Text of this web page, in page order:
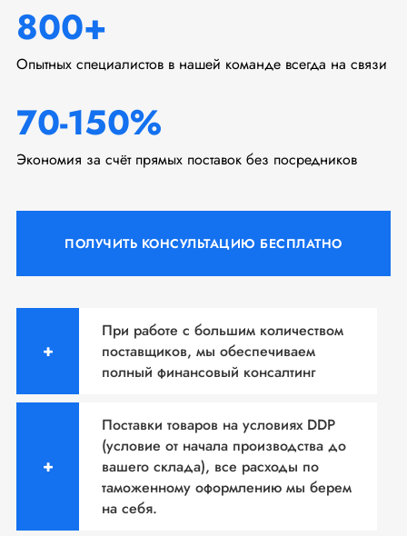
800+
Опытных специалистов в нашей команде всегда на связи
70-150%
Экономия за счёт прямых поставок без посредников
ПОЛУЧИТЬ КОНСУЛЬТАЦИЮ БЕСПЛАТНО
При работе с большим количеством
поставщиков, мы обеспечиваем
полный финансовый консалтинг
Поставки товаров на условиях DDP
(условие от начала производства до
вашего склада), все расходы по
таможенному оформлению мы берем
на себя.